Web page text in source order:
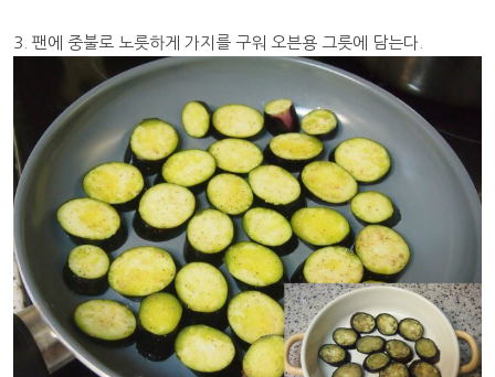
3. 팬에 중불로 노릇하게 가지를 구워 오븐용 그릇에 담는다.